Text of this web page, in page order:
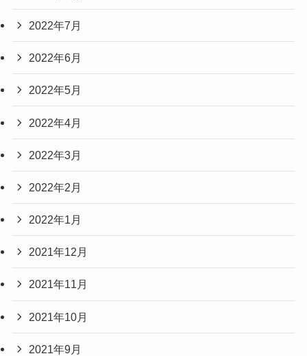
2022年7月
2022年6月
2022年5月
2022年4月
2022年3月
2022年2月
2022年1月
2021年12月
2021年11月
2021年10月
2021年9月